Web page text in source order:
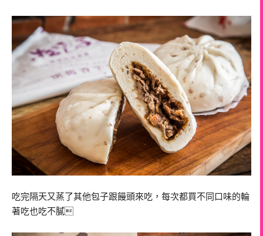
吃完隔天又蒸了其他包子跟饅頭來吃，每次都買不同口味的輪
著吃也吃不膩